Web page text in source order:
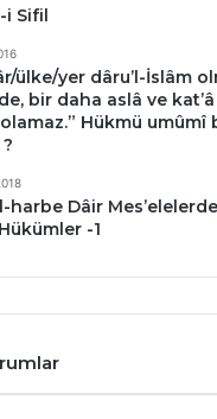
i Sifil
ülke/yer dâru’l-İslâm
bir daha aslâ ve kat’â
Hükmü umûmî
harbe Dâir
-1